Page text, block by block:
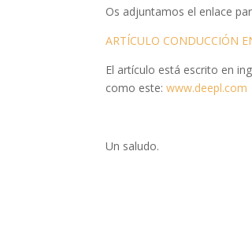
Os adjuntamos el enlace
ARTÍCULO CONDUCCIÓN
El artículo está escrito en
como este:www.deepl.com
Un saludo.